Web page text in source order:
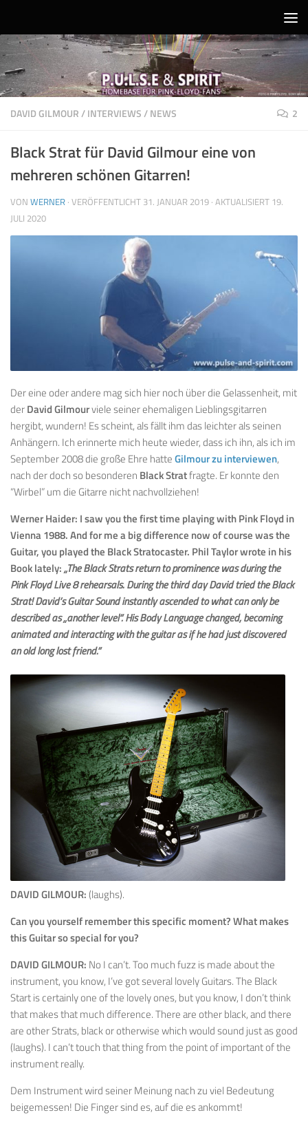
DAVID GILMOUR/INTERVIEWS/NEWS 2
Black Strat für David Gilmour eine von
mehreren schönen Gitarren!
VON WERNER · VERÖFFENTLICHT 31. JANUAR 2019 · AKTUALISIERT 19.
JULI 2020
Der eine oder andere mag sich hier noch über die Gelassenheit, mit
derDavid Gilmourviele seiner ehemaligen Lieblingsgitarren
hergibt, wundern! Es scheint, als fällt ihm das leichter als seinen
Anhängern. Ich erinnerte mich heute wieder, dass ich ihn, als ich im
September 2008 die große Ehre hatteGilmour zu interviewen,
nach der doch so besonderen Black Stratfragte. Er konnte den
“Wirbel” um die Gitarre nicht nachvollziehen!
Werner Haider: I saw you the first time playing with Pink Floyd in
Vienna 1988. And for me a big difference now of course was the
Guitar, you played the Black Stratocaster. Phil Taylor wrote in his
Book lately:„The Black Strats return to prominence was during the
Pink Floyd Live 8 rehearsals. During the third day David tried the Black
Strat! David’s Guitar Sound instantly ascended to what can only be
described as „another level“. His Body Language changed, becoming
animated and interacting with the guitar as if he had just discovered
an old long lost friend.“
DAVID GILMOUR:(laughs).
Can you yourself remember this specific moment? What makes
this Guitar so special for you?
DAVID GILMOUR: No I can’t. Too much fuzz is made about the
instrument, you know, I’ve got several lovely Guitars. The Black
Start is certainly one of the lovely ones, but you know, I don’t think
that makes that much difference. There are other black, and there
are other Strats, black or otherwise which would sound just as good
(laughs). I can’t touch that thing from the point of important of the
instrument really.
Dem Instrument wird seiner Meinung nach zu viel Bedeutung
beigemessen! Die Finger sind es, auf die es ankommt!